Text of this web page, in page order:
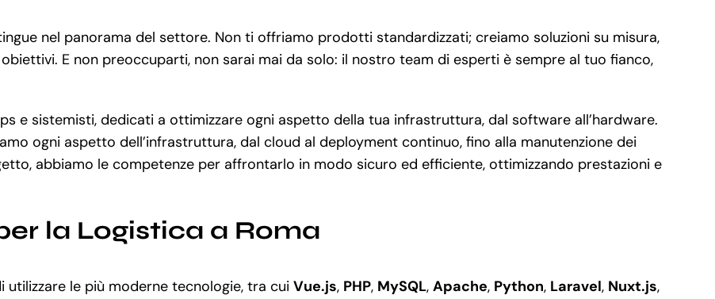
nel panorama del settore. Non ti offriamo prodotti standardizzati; creiamo soluzioni su misura,
E non preoccuparti, non sarai mai da solo: il nostro team di esperti è sempre al tuo fianco,
e sistemisti, dedicati a ottimizzare ogni aspetto della tua infrastruttura, dal software all’hardware.
ogni aspetto dell’infrastruttura, dal cloud al deployment continuo, fino alla manutenzione dei
abbiamo le competenze per affrontarlo in modo sicuro ed efficiente, ottimizzando prestazioni e
la Logistica a Roma
le più moderne tecnologie, tra cui Vue.js, PHP, MySQL, Apache, Python, Laravel, Nuxt.js,